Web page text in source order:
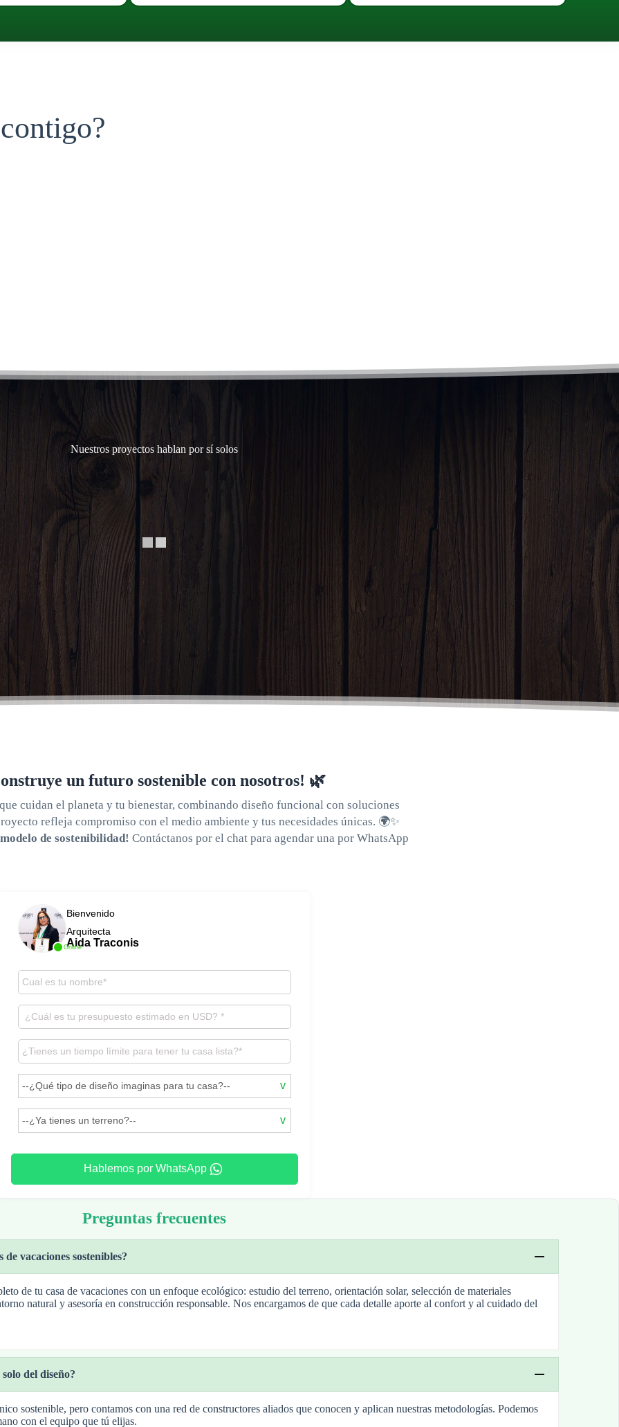
Nuestros proyectos hablan por sí solos
un futuro sostenible con nosotros! 🌿
cuidan el planeta y tu bienestar, combinando diseño funcional con soluciones
refleja compromiso con el medio ambiente y tus necesidades únicas. 🌍✨
de sostenibilidad! Contáctanos por el chat para agendar una por WhatsApp
Online
Bienvenido
Arquitecta
Aida Traconis
Hablemos por WhatsApp
Preguntas frecuentes
vacaciones sostenibles?
de tu casa de vacaciones con un enfoque ecológico: estudio del terreno, orientación solar, selección de materiales
natural y asesoría en construcción responsable. Nos encargamos de que cada detalle aporte al confort y al cuidado del
del diseño?
sostenible, pero contamos con una red de constructores aliados que conocen y aplican nuestras metodologías. Podemos
con el equipo que tú elijas.